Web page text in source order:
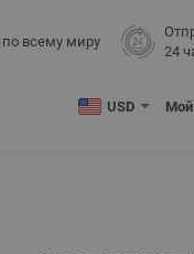
всему миру
24
USD Мой